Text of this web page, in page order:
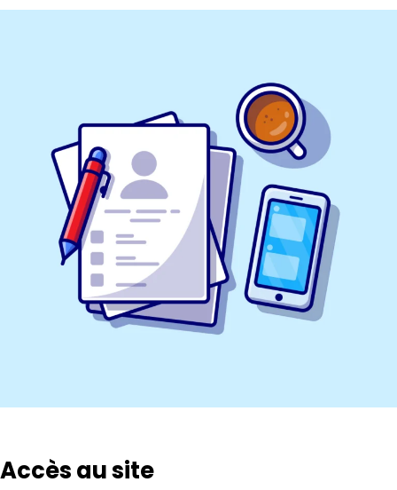
Accès au site